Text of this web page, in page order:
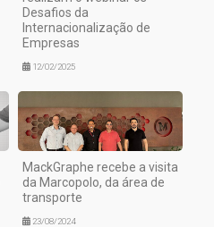
Desafios da
Internacionalização de
Empresas
12/02/2025
MackGraphe recebe a visita
da Marcopolo, da área de
transporte
23/08/2024